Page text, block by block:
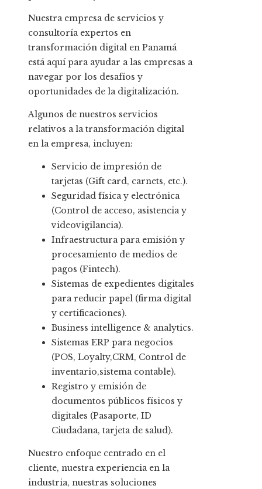
Nuestra empresa de servicios y
consultoría expertos en
transformación digital en Panamá
está aquí para ayudar a las empresas a
navegar por los desafíos y
oportunidades de la digitalización.
Algunos de nuestros servicios
relativos a la transformación digital
en la empresa, incluyen:
Servicio de impresión de
tarjetas (Gift card, carnets, etc.).
Seguridad física y electrónica
(Control de acceso, asistencia y
videovigilancia).
Infraestructura para emisión y
procesamiento de medios de
pagos (Fintech).
Sistemas de expedientes digitales
para reducir papel (firma digital
y certificaciones).
Business intelligence & analytics.
Sistemas ERP para negocios
(POS, Loyalty,CRM, Control de
inventario,sistema contable).
Registro y emisión de
documentos públicos físicos y
digitales (Pasaporte, ID
Ciudadana, tarjeta de salud).
Nuestro enfoque centrado en el
cliente, nuestra experiencia en la
industria, nuestras soluciones